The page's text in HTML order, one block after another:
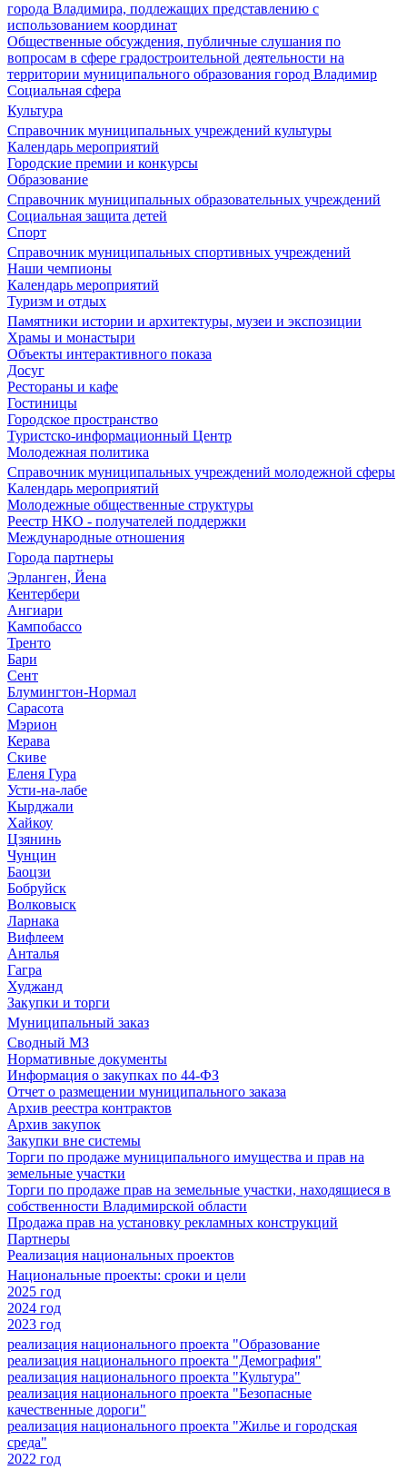
города Владимира, подлежащих представлению с
использованием координат
Общественные обсуждения, публичные слушания по
вопросам в сфере градостроительной деятельности на
территории муниципального образования город Владимир
Социальная сфера
Культура
Справочник муниципальных учреждений культуры
Календарь мероприятий
Городские премии и конкурсы
Образование
Справочник муниципальных образовательных учреждений
Социальная защита детей
Спорт
Справочник муниципальных спортивных учреждений
Наши чемпионы
Календарь мероприятий
Туризм и отдых
Памятники истории и архитектуры, музеи и экспозиции
Храмы и монастыри
Объекты интерактивного показа
Досуг
Рестораны и кафе
Гостиницы
Городское пространство
Туристско-информационный Центр
Молодежная политика
Справочник муниципальных учреждений молодежной сферы
Календарь мероприятий
Молодежные общественные структуры
Реестр НКО - получателей поддержки
Международные отношения
Города партнеры
Эрланген, Йена
Кентербери
Ангиари
Кампобассо
Тренто
Бари
Сент
Блумингтон-Нормал
Сарасота
Мэрион
Керава
Скиве
Еленя Гура
Усти-на-лабе
Кырджали
Хайкоу
Цзянинь
Чунцин
Баоцзи
Бобруйск
Волковыск
Ларнака
Вифлеем
Анталья
Гагра
Худжанд
Закупки и торги
Муниципальный заказ
Сводный МЗ
Нормативные документы
Информация о закупках по 44-ФЗ
Отчет о размещении муниципального заказа
Архив реестра контрактов
Архив закупок
Закупки вне системы
Торги по продаже муниципального имущества и прав на
земельные участки
Торги по продаже прав на земельные участки, находящиеся в
собственности Владимирской области
Продажа прав на установку рекламных конструкций
Партнеры
Реализация национальных проектов
Национальные проекты: сроки и цели
2025 год
2024 год
2023 год
реализация национального проекта "Образование
реализация национального проекта "Демография"
реализация национального проекта "Культура"
реализация национального проекта "Безопасные
качественные дороги"
реализация национального проекта "Жилье и городская
среда"
2022 год